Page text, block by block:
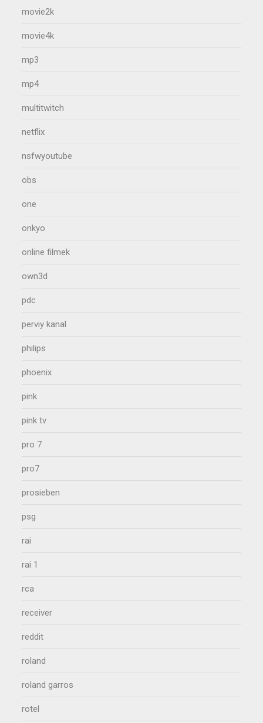
movie2k
movie4k
mp3
mp4
multitwitch
netflix
nsfwyoutube
obs
one
onkyo
online filmek
own3d
pdc
perviy kanal
philips
phoenix
pink
pink tv
pro 7
pro7
prosieben
psg
rai
rai 1
rca
receiver
reddit
roland
roland garros
rotel